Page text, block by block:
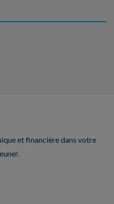
et financière dans votre